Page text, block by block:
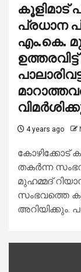
കൂളിമാട്
പ്രധാന
എം.കെ.
4 years ago
കോഴിക്കോട്
തകര്‍ന്ന
മുഹമ്മദ്
സംഭവത്തെ
അറിയിക്കും.